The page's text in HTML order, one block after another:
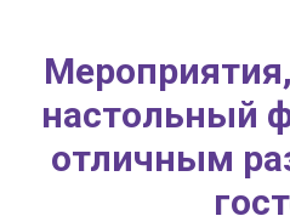
настольный
отличным